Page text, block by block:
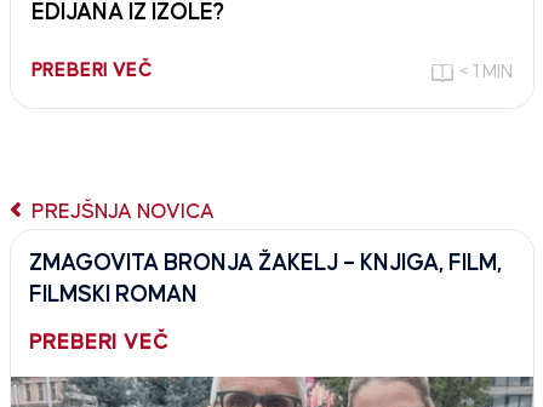
EDIJANA IZ IZOLE?
PREBERI VEČ < 1 MIN
PREJŠNJA NOVICA
ZMAGOVITA BRONJA ŽAKELJ – KNJIGA, FILM,
FILMSKI ROMAN
PREBERI VEČ